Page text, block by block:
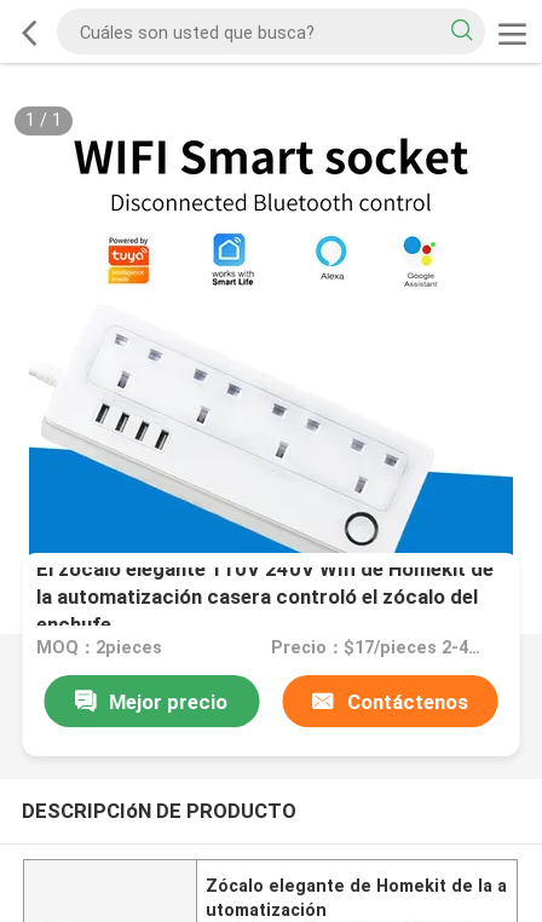
1 / 1
El zócalo elegante 110V 240V Wifi de Homekit de
la automatización casera controló el zócalo del
enchufe
MOQ：2pieces Precio：$17/pieces 2-499pieces
Mejor precio Contáctenos
DESCRIPCIóN DE PRODUCTO
Zócalo elegante de Homekit de la a
utomatización